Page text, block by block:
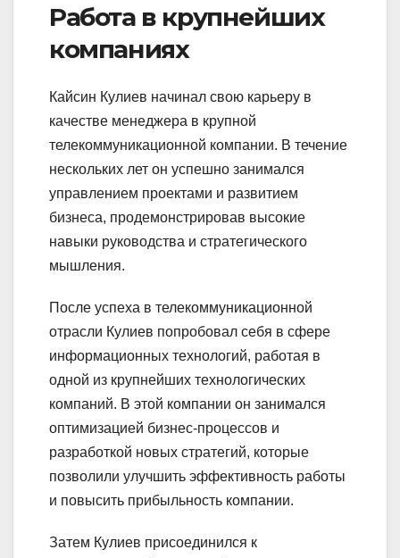
Работа в крупнейших
компаниях
Кайсин Кулиев начинал свою карьеру в
качестве менеджера в крупной
телекоммуникационной компании. В течение
нескольких лет он успешно занимался
управлением проектами и развитием
бизнеса, продемонстрировав высокие
навыки руководства и стратегического
мышления.
После успеха в телекоммуникационной
отрасли Кулиев попробовал себя в сфере
информационных технологий, работая в
одной из крупнейших технологических
компаний. В этой компании он занимался
оптимизацией бизнес-процессов и
разработкой новых стратегий, которые
позволили улучшить эффективность работы
и повысить прибыльность компании.
Затем Кулиев присоединился к